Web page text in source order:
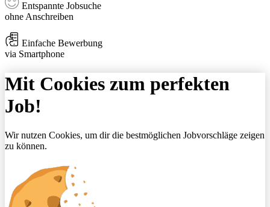
Entspannte Jobsuche
ohne Anschreiben
Einfache Bewerbung
via Smartphone
Mit Cookies zum perfekten
Job!
Wir nutzen Cookies, um dir die bestmöglichen Jobvorschläge zeigen
zu können.